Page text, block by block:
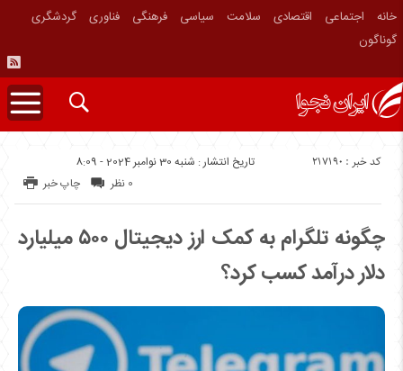
خانه اجتماعی اقتصادی سلامت سیاسی فرهنگی فناوری
گردشگری
گوناگون
تاریخ انتشار : شنبه 30 نوامبر 2024 - 8:09 کد خبر : 217190
چاپ خبر 0 نظر
چگونه تلگرام به کمک ارز دیجیتال ۵۰۰ میلیارد
دلار درآمد کسب کرد؟